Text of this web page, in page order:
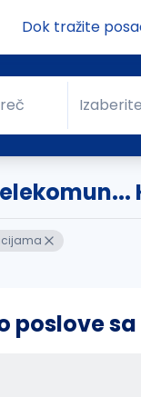
Dok tražite
Grad
poslove